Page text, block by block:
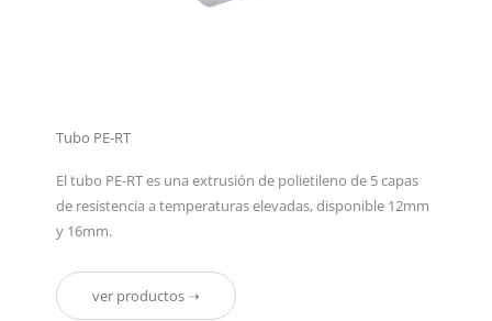
Tubo PE-RT
El tubo PE-RT es una extrusión de polietileno de 5 capas
de resistencia a temperaturas elevadas, disponible 12mm
y 16mm.
ver productos ➝